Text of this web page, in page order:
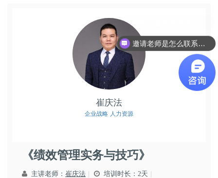
崔庆法
企业战略 人力资源
《绩效管理实务与技巧》
主讲老师： 崔庆法
培训时长：2天
邀请老师是怎么联系呢？